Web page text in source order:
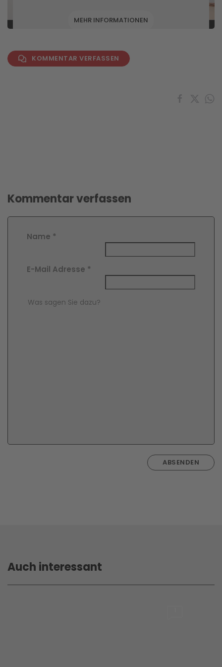
MEHR INFORMATIONEN
powered by Usercentrics Consent Management
KOMMENTAR VERFASSEN
Kommentar verfassen
Name *
E-Mail Adresse *
Comment Text*
ABSENDEN
Auch interessant